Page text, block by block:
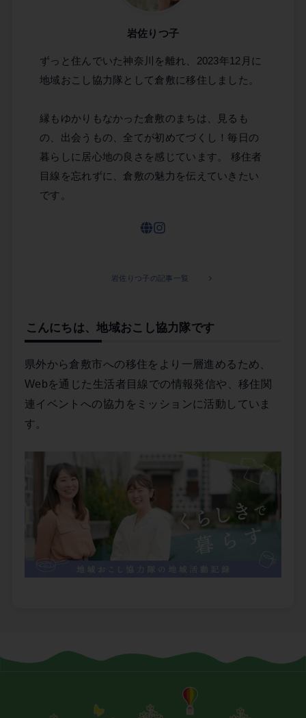
岩佐りつ子
ずっと住んでいた神奈川を離れ、2023年12月に
地域おこし協力隊として倉敷に移住しました。
縁もゆかりもなかった倉敷のまちは、見るも
の、出会うもの、全てが初めてづくし！毎日の
暮らしに居心地の良さを感じています。 移住者
目線を忘れずに、倉敷の魅力を伝えていきたい
です。
岩佐りつ子の記事一覧
こんにちは、地域おこし協力隊です
県外から倉敷市への移住をより一層進めるため、
Webを通じた生活者目線での情報発信や、移住関
連イベントへの協力をミッションに活動していま
す。